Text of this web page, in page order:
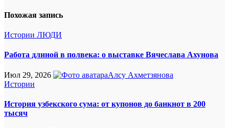
Похожая запись
Истории ЛЮДИ
Работа длиной в полвека: о выставке Вячеслава Ахунова
Июл 29, 2026
Алсу Ахметзянова
Истории
История узбекского сума: от купонов до банкнот в 200
тысяч